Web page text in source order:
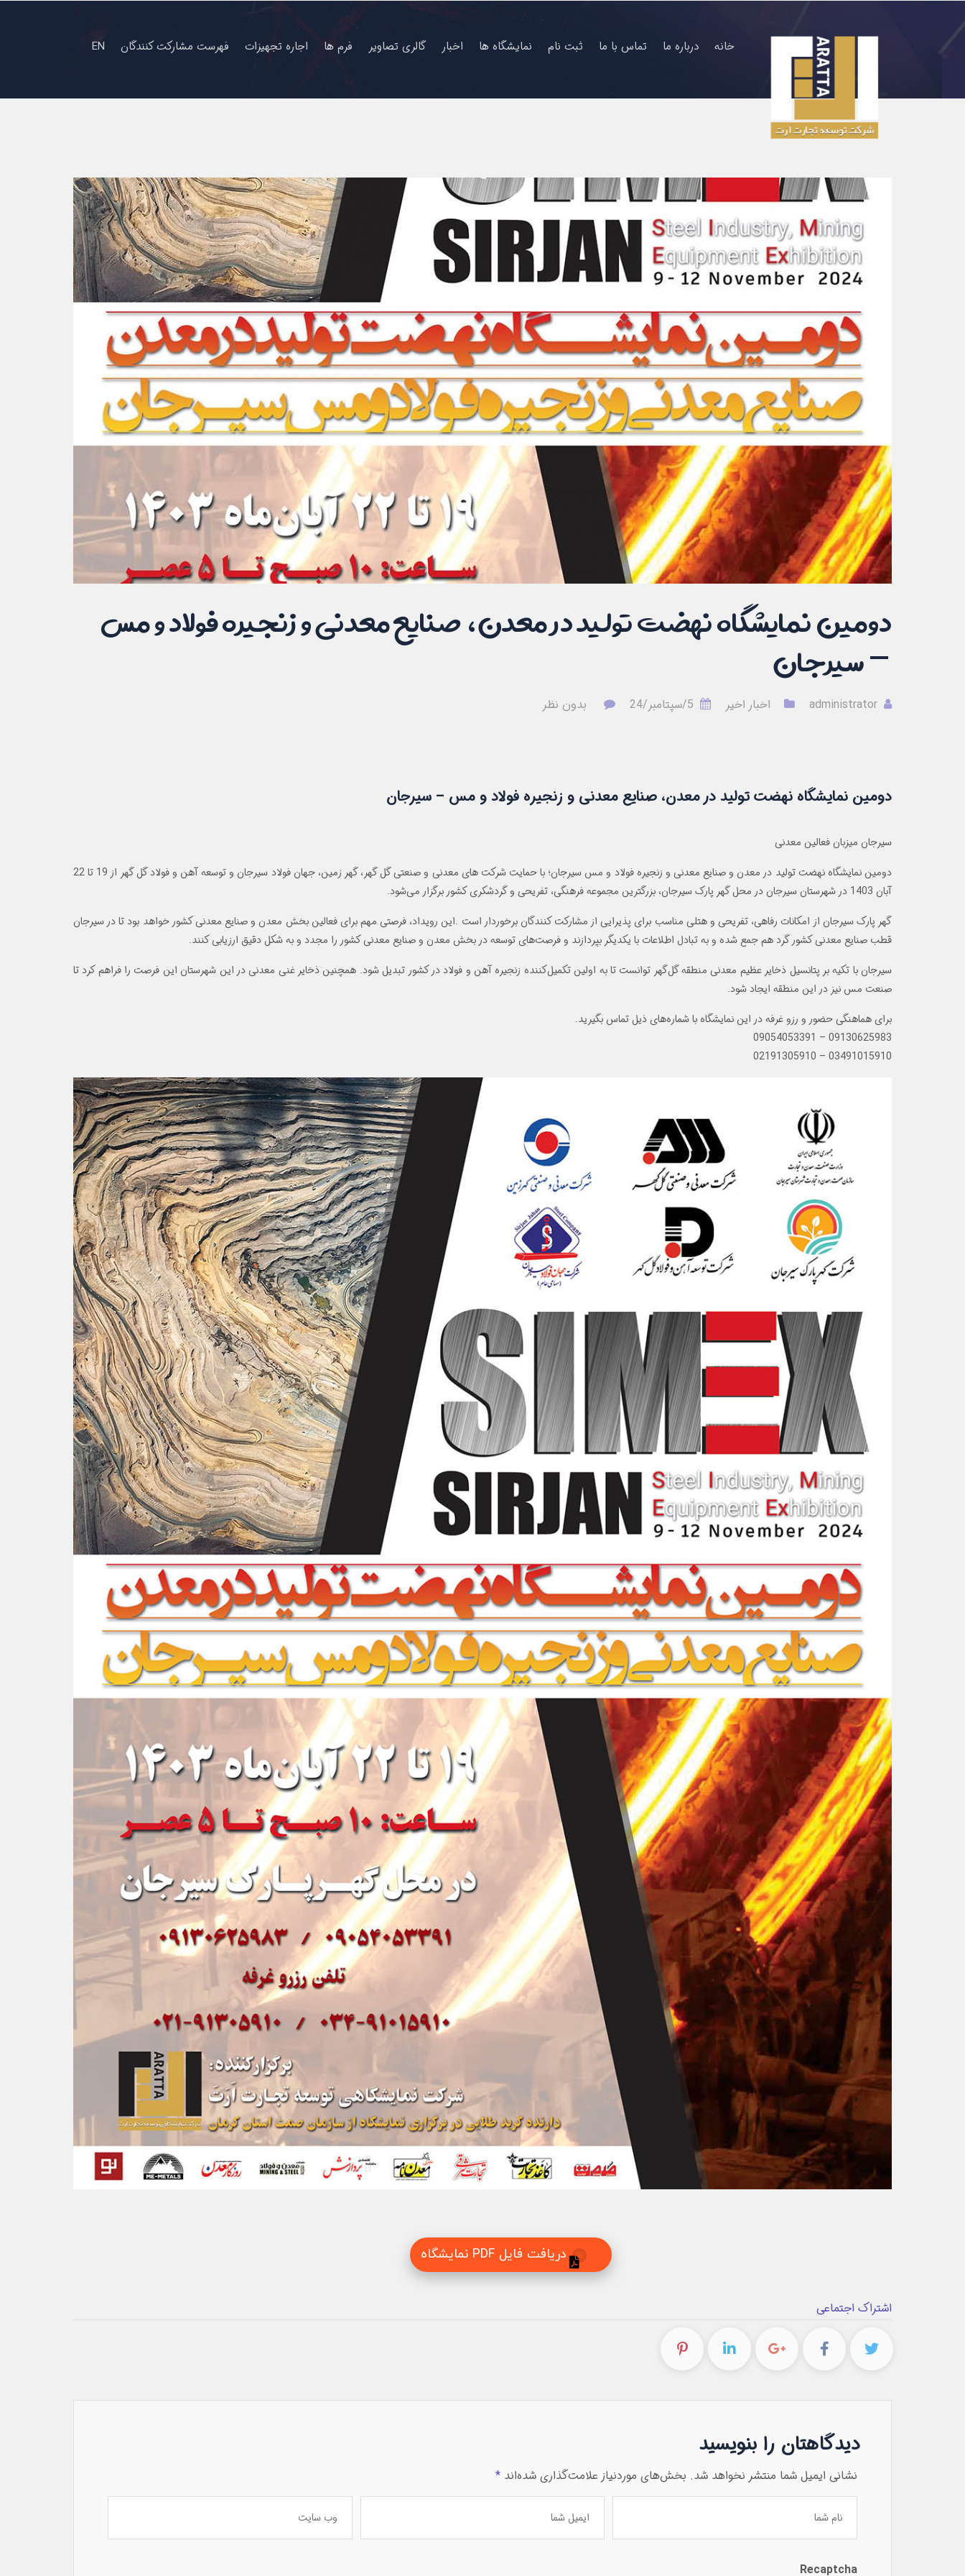
خانه درباره ما تماس با ما ثبت نام نمایشگاه ها اخبار گالری تصاویر فرم ها اجاره تجهیزات فهرست مشارکت کنندگان EN
دومین نمایشگاه نهضت تولید در معدن، صنایع معدنی و زنجیره فولاد و مس
– سیرجان
اخبار اخیر بدون نظر
دومین نمایشگاه نهضت تولید در معدن، صنایع معدنی و زنجیره فولاد و مس – سیرجان
سیرجان میزبان فعالین معدنی
دومین نمایشگاه نهضت تولید در معدن و صنایع معدنی و زنجیره فولاد و مس سیرجان؛ با حمایت شرکت های معدنی و صنعتی گل گهر، گهر زمین، جهان فولاد سیرجان و توسعه آهن و فولاد گل گهر از 19 تا 22
آبان 1403 در شهرستان سیرجان در محل گهر پارک سیرجان، بزرگترین مجموعه فرهنگی، تفریحی و گردشکری کشور برگزار می‌شود.
گهر پارک سیرجان از امکانات رفاهی، تفریحی و هتلی مناسب برای پذیرایی از مشارکت کنندگان برخوردار است .این رویداد، فرصتی مهم برای فعالین بخش معدن و صنایع معدنی کشور خواهد بود تا در سیرجان
قطب صنایع معدنی کشور گرد هم جمع شده و به تبادل اطلاعات با یکدیگر بپردازند و فرصت‌های توسعه در بخش معدن و صنایع معدنی کشور را مجدد و به شکل دقیق ارزیابی کنند.
سیرجان با تکیه بر پتانسیل ذخایر عظیم معدنی منطقه گل‌گهر توانست تا به اولین تکمیل‌کننده زنجیره آهن و فولاد در کشور تبدیل شود. همچنین ذخایر غنی معدنی در این شهرستان این فرصت را فراهم کرد تا
صنعت مس نیز در این منطقه ایجاد شود.
برای هماهنگی حضور و رزو غرفه در این نمایشگاه با شماره‌های ذیل تماس بگیرید.
09130625983 – 09054053391
03491015910 – 02191305910
دریافت فایل PDF نمایشگاه
اشتراک اجتماعی
دیدگاهتان را بنویسید
نشانی ایمیل شما منتشر نخواهد شد. بخش‌های موردنیاز علامت‌گذاری شده‌اند*
Recaptcha